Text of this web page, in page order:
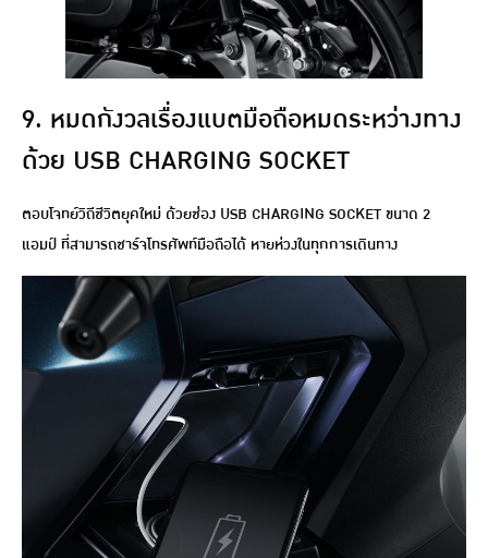
9. หมดกังวลเรื่องแบตมือถือหมดระหว่างทาง
ด้วย USB CHARGING SOCKET
ตอบโจทย์วิถีชีวิตยุคใหม่ ด้วยช่อง USB CHARGING SOCKET ขนาด 2
แอมป์ ที่สามารถชาร์จโทรศัพท์มือถือได้ หายห่วงในทุกการเดินทาง